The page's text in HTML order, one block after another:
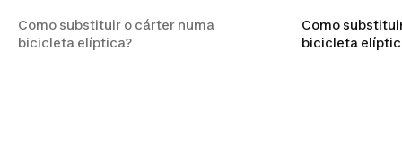
Como substituir o cárter numa
bicicleta elíptica?
Como
bicicleta